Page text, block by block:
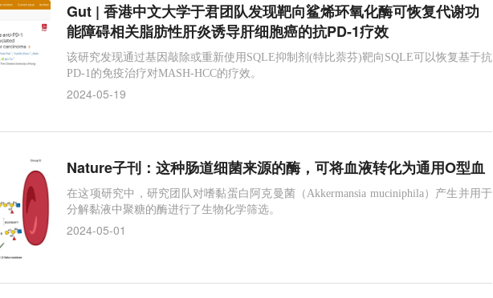
Gut | 香港中文大学于君团队发现靶向鲨烯环氧化酶可恢复代谢功
能障碍相关脂肪性肝炎诱导肝细胞癌的抗PD-1疗效
该研究发现通过基因敲除或重新使用SQLE抑制剂(特比萘芬)靶向SQLE可以恢复基于抗
PD-1的免疫治疗对MASH-HCC的疗效。
2024-05-19
Nature子刊：这种肠道细菌来源的酶，可将血液转化为通用O型血
在这项研究中，研究团队对嗜黏蛋白阿克曼菌（Akkermansia muciniphila）产生并用于
分解黏液中聚糖的酶进行了生物化学筛选。
2024-05-01